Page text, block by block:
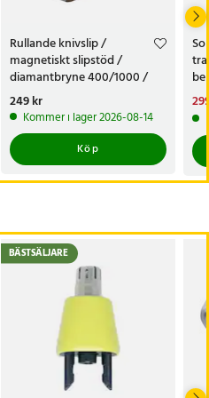
Rullande knivslip /
magnetiskt slipstöd /
diamantbryne 400/1000 /
knivvässare med fasta vinklar
Pris:249 kr
249 kr
Kommer i lager 2026-08-14
Köp
BÄSTSÄLJARE